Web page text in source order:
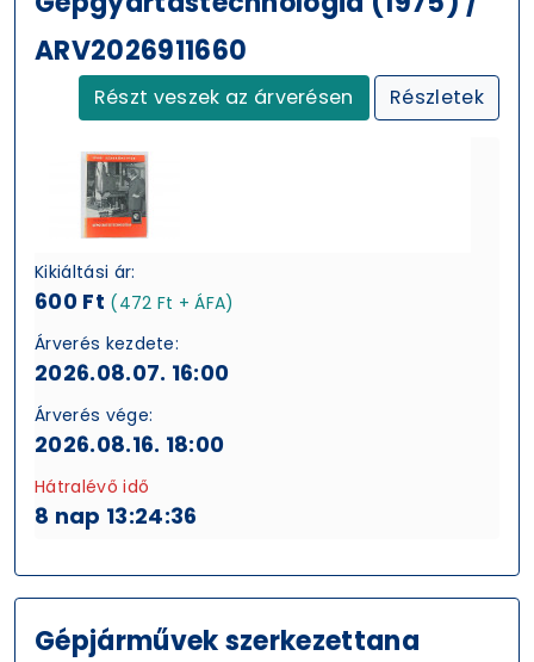
ARV2026911660
Részt veszek az árverésen Részletek
Kikiáltási ár:
600 Ft (472 Ft + ÁFA)
Árverés kezdete:
2026.08.07. 16:00
Árverés vége:
2026.08.16. 18:00
Hátralévő idő
8 nap 13:24:35
Gépjárművek szerkezettana